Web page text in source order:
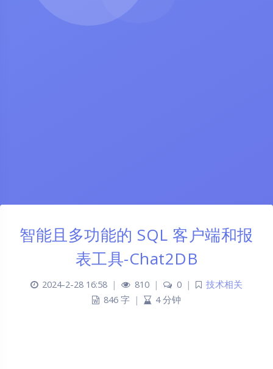
智能且多功能的 SQL 客户端和报
表工具-Chat2DB
2024-2-28 16:58 | 810 | 0 |
技术相关
846 字 | 4 分钟